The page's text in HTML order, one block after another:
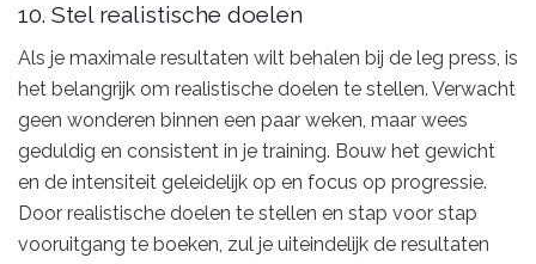
10. Stel realistische doelen
Als je maximale resultaten wilt behalen bij de leg press, is
het belangrijk om realistische doelen te stellen. Verwacht
geen wonderen binnen een paar weken, maar wees
geduldig en consistent in je training. Bouw het gewicht
en de intensiteit geleidelijk op en focus op progressie.
Door realistische doelen te stellen en stap voor stap
vooruitgang te boeken, zul je uiteindelijk de resultaten